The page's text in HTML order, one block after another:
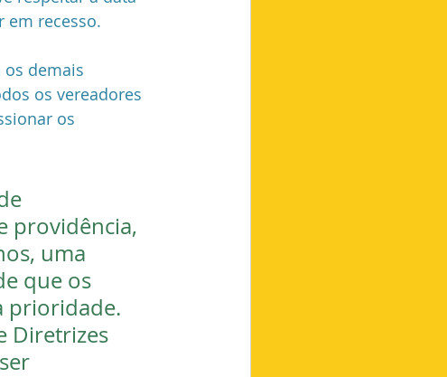
em recesso.
os demais
os vereadores
os
providência,
uma
que os
prioridade.
Diretrizes